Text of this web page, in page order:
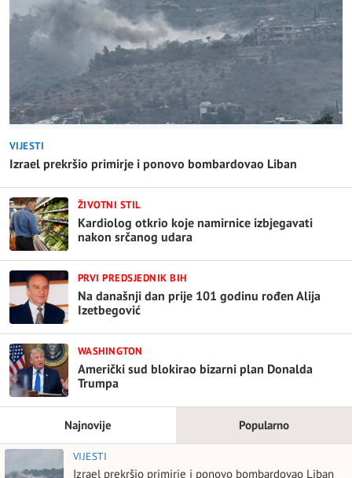
VIJESTI
Izrael prekršio primirje i ponovo bombardovao Liban
ŽIVOTNI STIL
Kardiolog otkrio koje namirnice izbjegavati
nakon srčanog udara
PRVI PREDSJEDNIK BIH
Na današnji dan prije 101 godinu rođen Alija
Izetbegović
WASHINGTON
Američki sud blokirao bizarni plan Donalda
Trumpa
Najnovije Popularno
VIJESTI
Izrael prekršio primirje i ponovo bombardovao Liban